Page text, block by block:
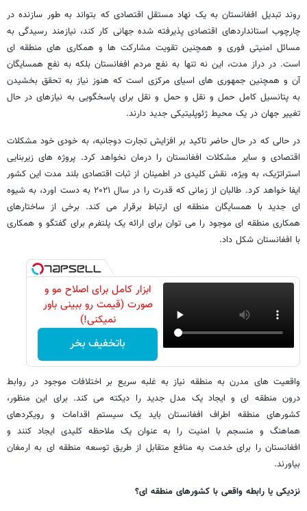
روند تبدیل افغانستان به یک نهاد مستقل اقتصادی که بتواند به طور سازنده در
چارچوب استانداردهای اقتصادی پذیرفته شده جهانی کار کند، نیازمند رسیدگی به
مسائل امنیتی فوری و همچنین تقویت مشارکت ها و همکاری های منطقه ای
است. در دراز مدت، این نه تنها به نفع مردم افغانستان بلکه به نفع همسایگان
آن و همچنین جمهوری های اسیای مرکزی است که هنوز نیاز به تحقق بخشیدن
به پتانسیل کامل حمل و نقل و حمل و نقل برای پاسخگویی به نیازهای در حال
تغییر جهان در یک محیط ژئوپلیتیکی جدید دارند.
در حالی که در حال حاضر تاکید بر افزایش تجارت دوجانبه، به خودی خود مشکلات
اقتصادی و سایر مشکلات افغانستان را درمان نخواهد کرد. پروژه های زیربنایی
استراتژیک، به ویژه، نقش کلیدی در اطمینان از ثبات اقتصادی بلند مدت این کشور
ایفا خواهد کرد. طالبان از زمانی که قدرت را در سال ۲۰۲۱ به دست اورد، به شیوه
ای جدید با همسایگان منطقه ای ارتباط برقرار می کند. برخی از ساختارهای
همکاری منطقه ای موجود را می توان برای ارائه یک پلتفرم برای گفتگو و همکاری
با افغانستان شکل داد.
ابزار کامل برای اصلاح مو و
صورت (قیمت رو ببینی باور
نمیکنی!)
باتخفیف بخر
واقعیت های مدرن به منطقه نیاز به غلبه سریع بر اختلافات موجود در روابط
درون منطقه ای و ایجاد یک مدل جدید را دیکته می کند. برای این منظور،
کشورهای منطقه اطراف افغانستان باید یک سیستم اقدامات و رویکردهای
هماهنگ و منسجم با امنیت را به عنوان یک ملاحظه کلیدی ایجاد کنند و
افغانستان را برای خدمت به منافع متقابل از طریق توسعه منطقه ای به ارمغان
بیاورند.
نزدیکی یا رابطه واقعی با کشورهای منطقه ای؟